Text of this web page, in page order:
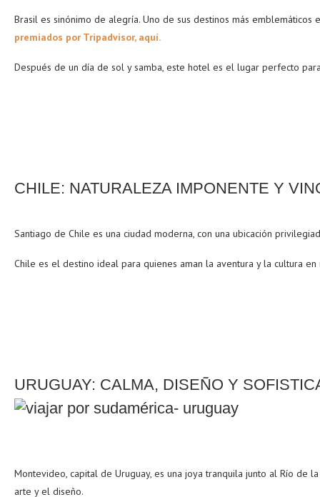
Brasil es sinónimo de alegría. Uno de sus destinos más
premiados por Tripadvisor, aquí.
Después de un día de sol y samba, este hotel es el lugar perfecto
CHILE: NATURALEZA IMPONENTE Y
Santiago de Chile es una ciudad moderna, con una ubicación
Chile es el destino ideal para quienes aman la aventura y la cultura
URUGUAY: CALMA, DISEÑO Y
Montevideo, capital de Uruguay, es una joya tranquila junto al Río de
arte y el diseño.